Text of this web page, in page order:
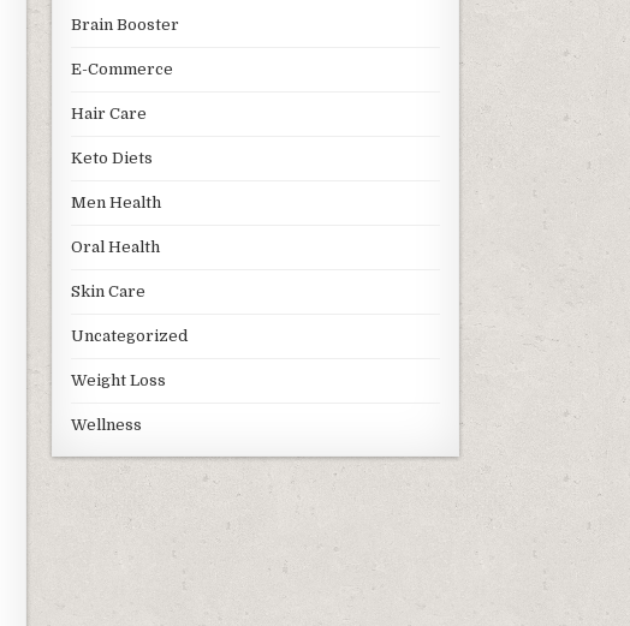
Brain Booster
E-Commerce
Hair Care
Keto Diets
Men Health
Oral Health
Skin Care
Uncategorized
Weight Loss
Wellness